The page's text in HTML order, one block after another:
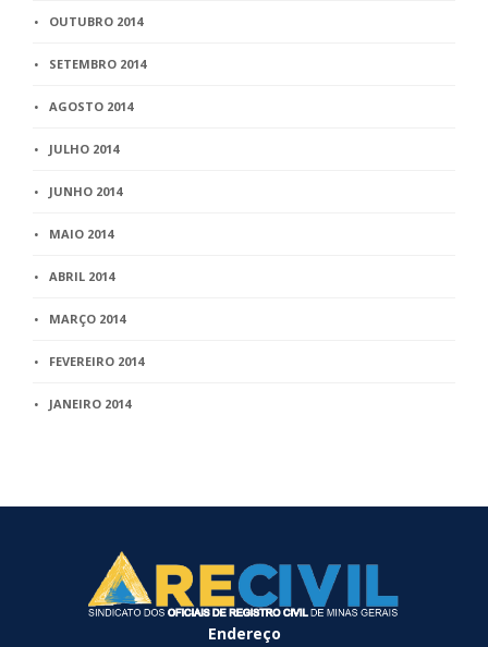
OUTUBRO 2014
SETEMBRO 2014
AGOSTO 2014
JULHO 2014
JUNHO 2014
MAIO 2014
ABRIL 2014
MARÇO 2014
FEVEREIRO 2014
JANEIRO 2014
Endereço